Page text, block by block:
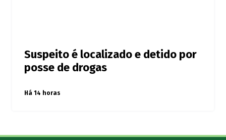
Suspeito é localizado e detido por
posse de drogas
Há 14 horas